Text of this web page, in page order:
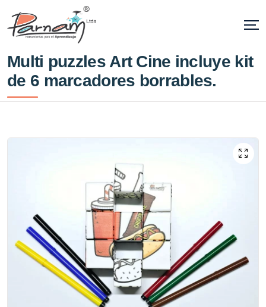
Multi puzzles Art Cine incluye kit
de 6 marcadores borrables.